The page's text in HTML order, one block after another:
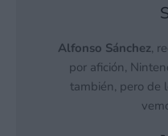
Alfonso Sánchez,
por afición,
también, pero de